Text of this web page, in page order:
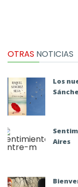
OTRAS NOTICIAS
Los
Aires